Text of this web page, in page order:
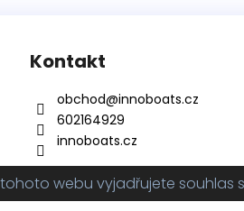
webu vyjadřujete souhlas
Kontakt
obchod@innoboats.cz
602164929
innoboats.cz